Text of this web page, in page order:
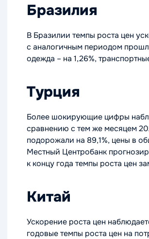
Бразилия
В Бразилии темпы роста цен
с аналогичным периодом
одежда – на 1,26%,
Турция
Более шокирующие цифры
сравнению с тем же месяцем
подорожали на 89,1%, цены в
Местный Центробанк
к концу года темпы роста цен
Китай
Ускорение роста цен
годовые темпы роста цен на